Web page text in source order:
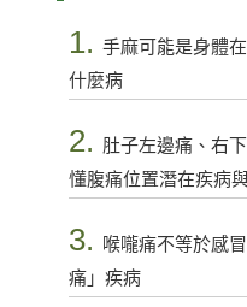
1. 手麻可能是身體
什麼病
2. 肚子左邊痛、右
懂腹痛位置潛在疾病
3.
喉嚨痛不等於感
痛」疾病